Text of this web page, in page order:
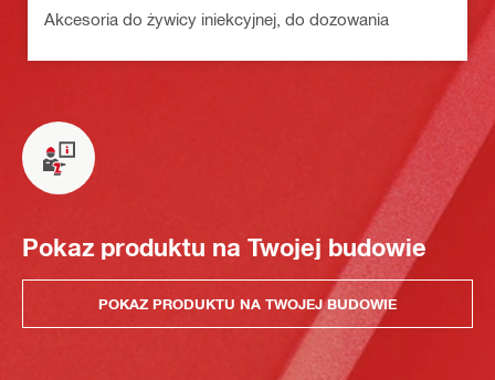
Akcesoria do żywicy iniekcyjnej, do dozowania
Pokaz produktu na Twojej budowie
POKAZ PRODUKTU NA TWOJEJ BUDOWIE